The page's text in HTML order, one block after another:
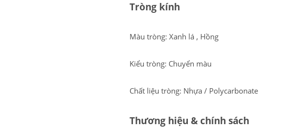
Tròng kính
Màu tròng: Xanh lá , Hồng
Kiểu tròng: Chuyển màu
Chất liệu tròng: Nhựa / Polycarbonate
Thương hiệu & chính sách